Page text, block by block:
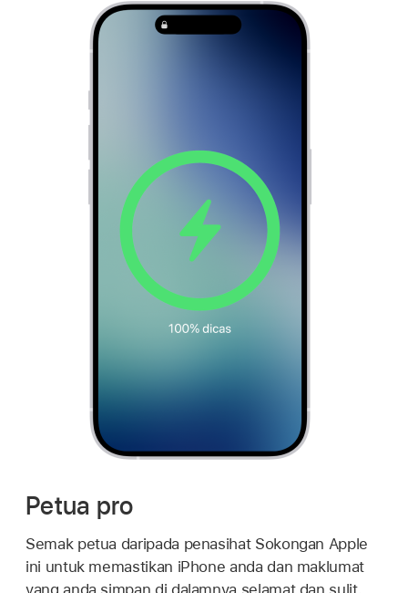
Petua pro
Semak petua daripada penasihat Sokongan Apple
ini untuk memastikan iPhone anda dan maklumat